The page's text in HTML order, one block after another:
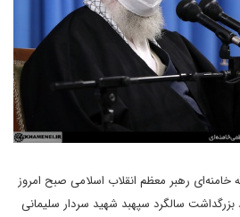
خامنه‌ای رهبر معظم انقلاب اسلامی صبح امروز
بزرگداشت سالگرد سپهبد شهید سردار سلیمانی